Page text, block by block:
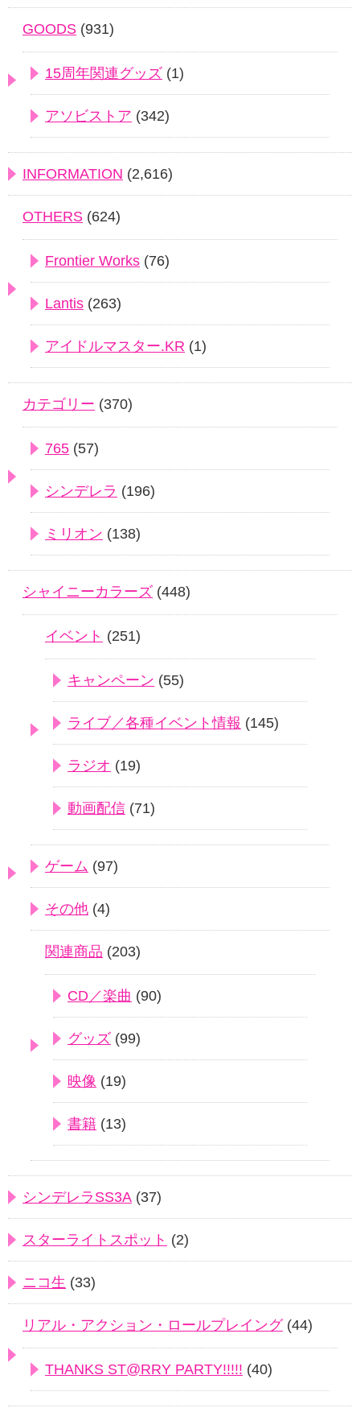
GOODS (931)
15周年関連グッズ (1)
アソビストア (342)
INFORMATION (2,616)
OTHERS (624)
Frontier Works (76)
Lantis (263)
アイドルマスター.KR (1)
カテゴリー (370)
765 (57)
シンデレラ (196)
ミリオン (138)
シャイニーカラーズ (448)
イベント (251)
キャンペーン (55)
ライブ／各種イベント情報 (145)
ラジオ (19)
動画配信 (71)
ゲーム (97)
その他 (4)
関連商品 (203)
CD／楽曲 (90)
グッズ (99)
映像 (19)
書籍 (13)
シンデレラSS3A (37)
スターライトスポット (2)
ニコ生 (33)
リアル・アクション・ロールプレイング(44)
THANKS ST@RRY PARTY!!!!! (40)